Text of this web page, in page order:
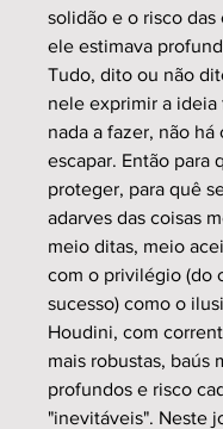
solidão e o risco das
ele estimava
Tudo, dito ou não
nele exprimir a ideia
nada a fazer, não há
escapar. Então para
proteger, para quê
adarves das coisas
meio ditas, meio
com o privilégio (do
sucesso) como o
Houdini, com
mais robustas, baús
profundos e risco
"inevitáveis". Neste